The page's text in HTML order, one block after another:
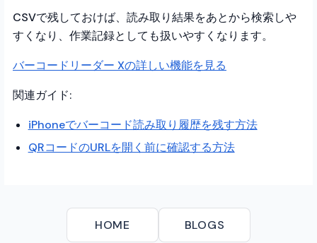
CSVで残しておけば、読み取り結果をあとから検索しや
すくなり、作業記録としても扱いやすくなります。
バーコードリーダー Xの詳しい機能を見る
関連ガイド:
iPhoneでバーコード読み取り履歴を残す方法
QRコードのURLを開く前に確認する方法
HOME BLOGS